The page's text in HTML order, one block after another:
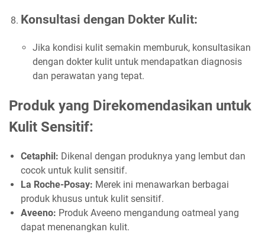
Konsultasi dengan Dokter Kulit:
Jika kondisi kulit semakin memburuk, konsultasikan
dengan dokter kulit untuk mendapatkan diagnosis
dan perawatan yang tepat.
Produk yang Direkomendasikan untuk
Kulit Sensitif:
Cetaphil: Dikenal dengan produknya yang lembut dan
cocok untuk kulit sensitif.
La Roche-Posay: Merek ini menawarkan berbagai
produk khusus untuk kulit sensitif.
Aveeno: Produk Aveeno mengandung oatmeal yang
dapat menenangkan kulit.